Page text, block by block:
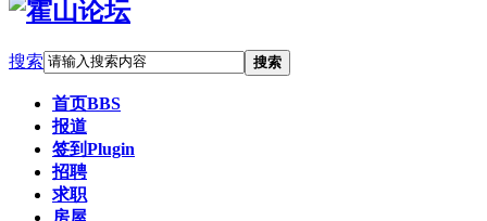
搜索 搜索
首页BBS
报道
签到Plugin
招聘
求职
房屋